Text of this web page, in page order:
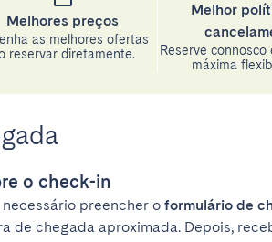
Melhores preços
as melhores ofertas
reservar diretamente.
Melhor
Reserve connosco
máxima
o check-in
necessário preencher o formulário de
de chegada aproximada. Depois,